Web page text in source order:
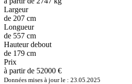
Largeur
de 207 cm
Longueur
de 557 cm
Hauteur debout
de 179 cm
Prix
à partir de 52000 €
Données mises à jour le : 23.05.2025